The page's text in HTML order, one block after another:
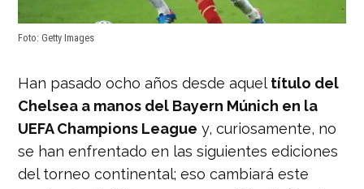
Foto: Getty Images
Han pasado ocho años desde aquel título del
Chelsea a manos del Bayern Múnich en la
UEFA Champions League y, curiosamente, no
se han enfrentado en las siguientes ediciones
del torneo continental; eso cambiará este